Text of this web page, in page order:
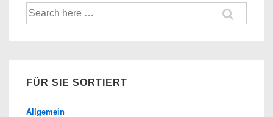
Banken
Suche
nach:
FÜR SIE SORTIERT
Allgemein